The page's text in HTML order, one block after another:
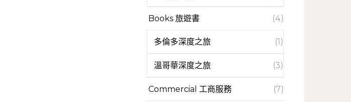
Books 旅遊書 (4)
多倫多深度之旅 (1)
溫哥華深度之旅 (3)
Commercial 工商服務 (7)